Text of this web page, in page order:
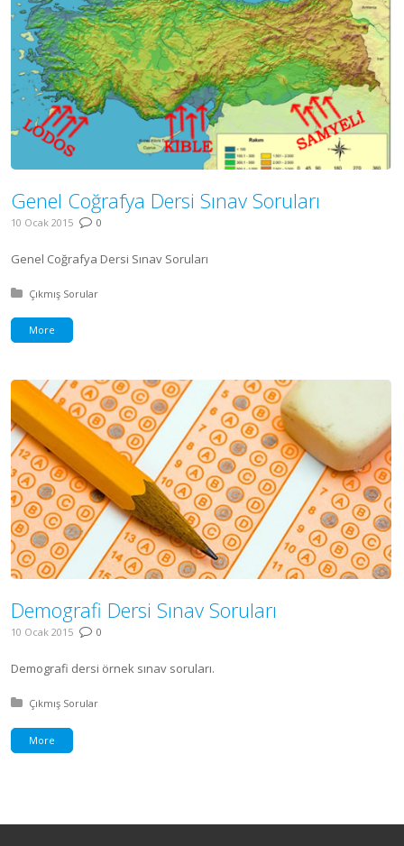
Genel Coğrafya Dersi Sınav Soruları
10 Ocak 2015 0
Genel Coğrafya Dersi Sınav Soruları
Posted in:
Çıkmış Sorular
More
Demografi Dersi Sınav Soruları
10 Ocak 2015 0
Demografi dersi örnek sınav soruları.
Posted in:
Çıkmış Sorular
More